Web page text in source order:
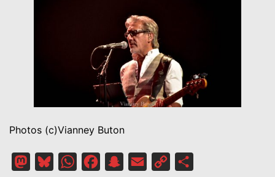
Photos (c)Vianney Buton
MastodonBlueskyWhatsAppFacebookSnapchat
Email
Copy